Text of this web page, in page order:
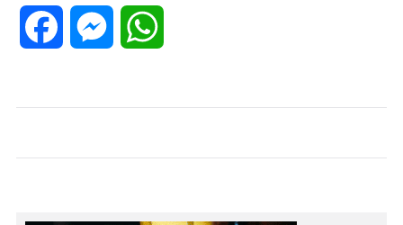
Facebook Messenger